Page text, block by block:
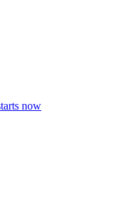
now